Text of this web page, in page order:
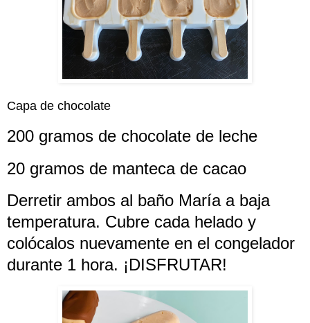
Capa de chocolate
200 gramos de chocolate de leche
20 gramos de manteca de cacao
Derretir ambos al baño María a baja
temperatura. Cubre cada helado y
colócalos nuevamente en el congelador
durante 1 hora. ¡DISFRUTAR!